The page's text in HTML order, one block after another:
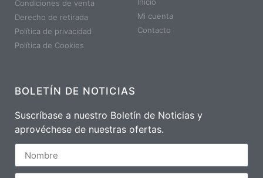
Condiciones de venta
Derecho de retirada
Política de privacidad
Política de Cookies
Mi cuenta
Contacto
BOLETÍN DE NOTICIAS
Suscríbase a nuestro Boletín de Noticias y
aprovéchese de nuestras ofertas.